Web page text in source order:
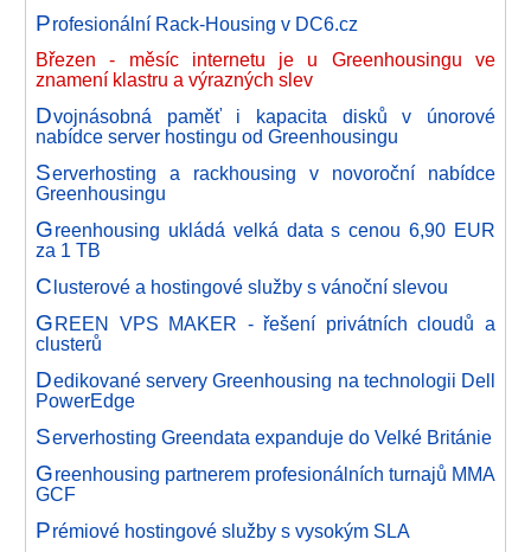
Profesionální Rack-Housing v DC6.cz
Březen - měsíc internetu je u Greenhousingu ve
znamení klastru a výrazných slev
Dvojnásobná paměť i kapacita disků v únorové
nabídce server hostingu od Greenhousingu
Serverhosting a rackhousing v novoroční nabídce
Greenhousingu
Greenhousing ukládá velká data s cenou 6,90 EUR
za 1 TB
Clusterové a hostingové služby s vánoční slevou
GREEN VPS MAKER - řešení privátních cloudů a
clusterů
Dedikované servery Greenhousing na technologii Dell
PowerEdge
Serverhosting Greendata expanduje do Velké Británie
Greenhousing partnerem profesionálních turnajů MMA
GCF
Prémiové hostingové služby s vysokým SLA